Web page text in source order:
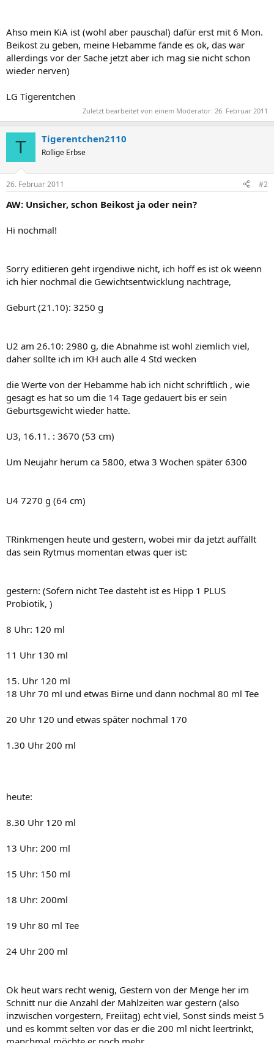
Ahso mein KiA ist (wohl aber pauschal) dafür erst mit 6 Mon.
Beikost zu geben, meine Hebamme fände es ok, das war
allerdings vor der Sache jetzt aber ich mag sie nicht schon
wieder nerven)
LG Tigerentchen
Zuletzt bearbeitet von einem Moderator: 26. Februar 2011
T Tigerentchen2110
Rollige Erbse
26. Februar 2011 #2
AW: Unsicher, schon Beikost ja oder nein?
Hi nochmal!
Sorry editieren geht irgendiwe nicht, ich hoff es ist ok weenn
ich hier nochmal die Gewichtsentwicklung nachtrage,
Geburt (21.10): 3250 g
U2 am 26.10: 2980 g, die Abnahme ist wohl ziemlich viel,
daher sollte ich im KH auch alle 4 Std wecken
die Werte von der Hebamme hab ich nicht schriftlich , wie
gesagt es hat so um die 14 Tage gedauert bis er sein
Geburtsgewicht wieder hatte.
U3, 16.11. : 3670 (53 cm)
Um Neujahr herum ca 5800, etwa 3 Wochen später 6300
U4 7270 g (64 cm)
TRinkmengen heute und gestern, wobei mir da jetzt auffällt
das sein Rytmus momentan etwas quer ist:
gestern: (Sofern nicht Tee dasteht ist es Hipp 1 PLUS
Probiotik, )
8 Uhr: 120 ml
11 Uhr 130 ml
15. Uhr 120 ml
18 Uhr 70 ml und etwas Birne und dann nochmal 80 ml Tee
20 Uhr 120 und etwas später nochmal 170
1.30 Uhr 200 ml
heute:
8.30 Uhr 120 ml
13 Uhr: 200 ml
15 Uhr: 150 ml
18 Uhr: 200ml
19 Uhr 80 ml Tee
24 Uhr 200 ml
Ok heut wars recht wenig, Gestern von der Menge her im
Schnitt nur die Anzahl der Mahlzeiten war gestern (also
inzwischen vorgestern, Freiitag) echt viel, Sonst sinds meist 5
und es kommt selten vor das er die 200 ml nicht leertrinkt,